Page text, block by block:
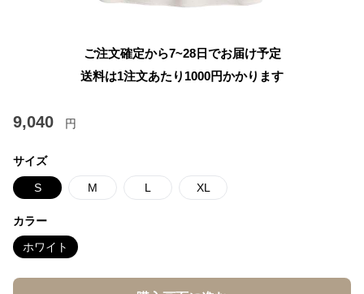
ご注文確定から7~28日でお届け予定
送料は1注文あたり 1000円かかります
9,040 円
サイズ
S M L XL
カラー
ホワイト